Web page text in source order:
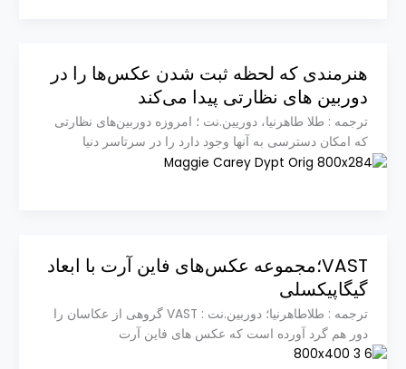
هنرمندی که لحظه ثبت شدن عکس‌ها را در
دوربین های نظارتی پیدا می‌کند
ترجمه : طلا طاهرنیا، دوریین.نت ؛ امروزه دوربین‌های نظارتی
که امکان دسترسی به آنها وجود دارد را در سرتاسر دنیا
VAST؛مجموعه عکس‌های فاین آرت با ابعاد
گیگاپیکسلی
ترجمه : طلاطاهرنیا؛ دوربین.نت : VAST گروهی از عکاسان را
دور هم گرد آورده است که عکس های فاین آرت